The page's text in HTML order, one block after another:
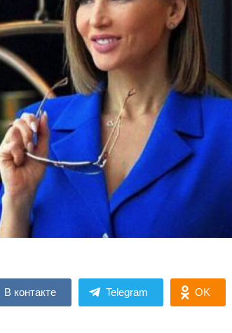
В контакте Telegram OK